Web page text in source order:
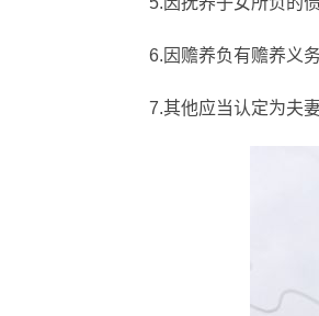
6.因赡养负有赡养义
7.其他应当认定为夫